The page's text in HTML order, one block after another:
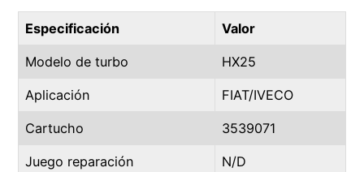
Especificación Valor
Modelo de turbo HX25
Aplicación FIAT/IVECO
Cartucho 3539071
Juego reparación N/D